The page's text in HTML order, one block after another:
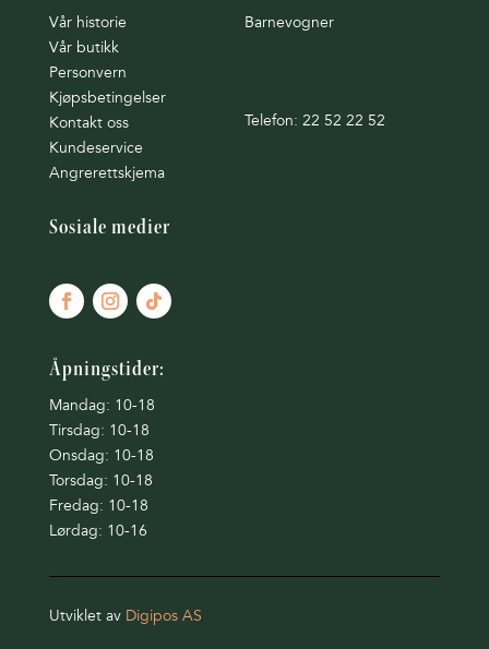
Vår historie
Vår butikk
Personvern
Kjøpsbetingelser
Kontakt oss
Kundeservice
Angrerettskjema
Barnevogner
Telefon: 22 52 22 52
Sosiale medier
Åpningstider:
Mandag: 10-18
Tirsdag: 10-18
Onsdag: 10-18
Torsdag: 10-18
Fredag: 10-18
Lørdag: 10-16
Utviklet av Digipos AS